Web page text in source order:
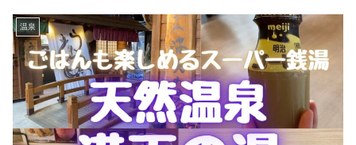
温泉